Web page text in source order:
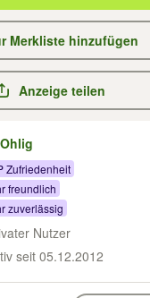
Merkliste hinzufügen
Anzeige teilen
Zufriedenheit
freundlich
zuverlässig
Nutzer
seit 05.12.2012